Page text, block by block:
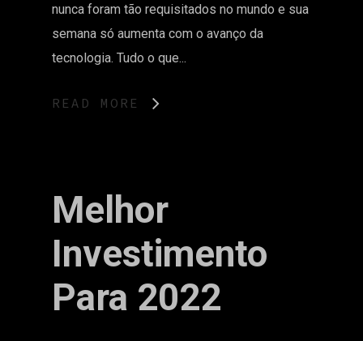
nunca foram tão requisitados no mundo e sua
semana só aumenta com o avanço da
tecnologia. Tudo o que...
READ MORE
Melhor
Investimento
Para 2022